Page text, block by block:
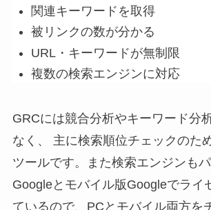
関連キーワードを取得
被リンクの数が分かる
URL・キーワードが無制限
複数の検索エンジンに対応
GRCには競合分析やキーワード分
なく、 主に検索順位チェックのた
ツールです。また検索エンジンも
Googleとモバイル版Googleでライ
ているので、PCとモバイル両方を